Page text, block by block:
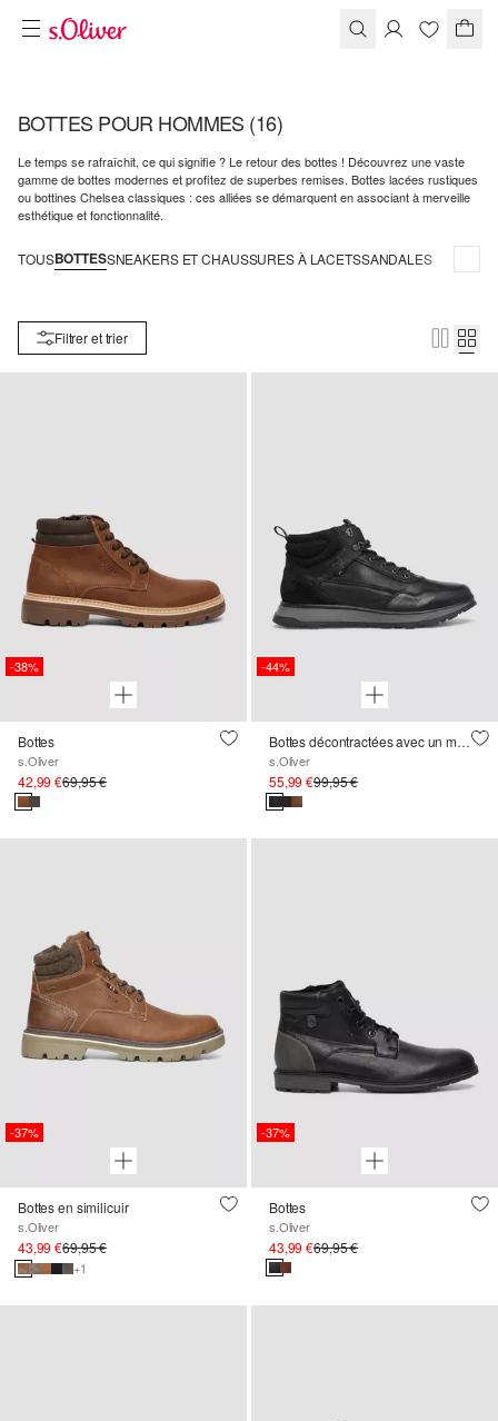
BOTTES POUR HOMMES (16)
Le temps se rafraîchit, ce qui signifie ? Le retour des bottes ! Découvrez une vaste
gamme de bottes modernes et profitez de superbes remises. Bottes lacées rustiques
ou bottines Chelsea classiques : ces alliées se démarquent en associant à merveille
esthétique et fonctionnalité.
TOUSBOTTESSNEAKERS ET CHAUSSURES À LACETSSANDALES
Filtrer et trier
-38%
Bottes
s.Oliver
42,99 €69,95 €
-44%
Bottes décontractées avec un mélange de matériaux
s.Oliver
55,99 €99,95 €
-37%
Bottes en similicuir
s.Oliver
43,99 €69,95 €
+1
-37%
Bottes
s.Oliver
43,99 €69,95 €